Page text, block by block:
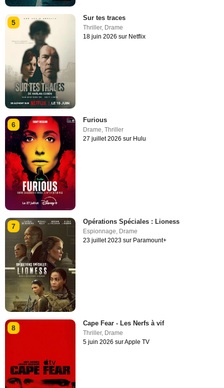
5
Sur tes traces
Thriller, Drame
18 juin 2026 sur Netflix
6
Furious
Drame ,Thriller
27 juillet 2026 sur Hulu
7
Opérations Spéciales : Lioness
Espionnage, Drame
23 juillet 2023 sur Paramount+
8
Cape Fear - Les Nerfs à vif
Thriller, Drame
5 juin 2026 sur Apple TV